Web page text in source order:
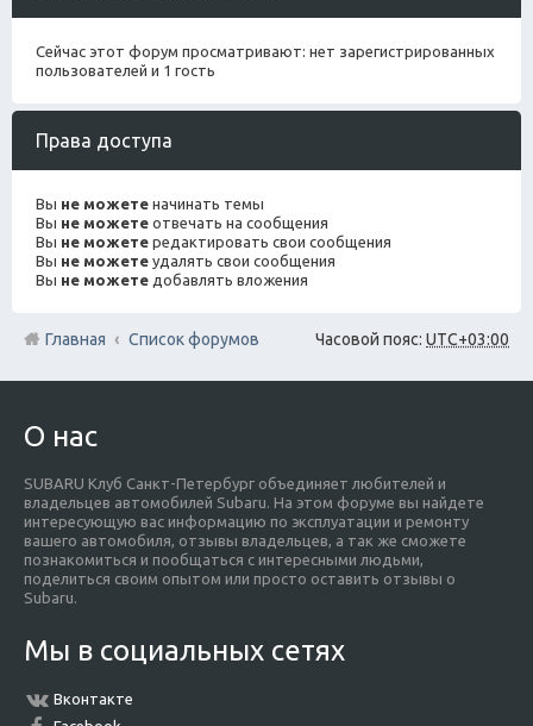
Сейчас этот форум просматривают: нет зарегистрированных
пользователей и 1 гость
Права доступа
Вы не можете начинать темы
Вы не можете отвечать на сообщения
Вы не можете редактировать свои сообщения
Вы не можете удалять свои сообщения
Вы не можете добавлять вложения
Часовой пояс: UTC+03:00
Главная Список форумов
О нас
SUBARU Клуб Санкт-Петербург объединяет любителей и
владельцев автомобилей Subaru. На этом форуме вы найдете
интересующую вас информацию по эксплуатации и ремонту
вашего автомобиля, отзывы владельцев, а так же сможете
познакомиться и пообщаться с интересными людьми,
поделиться своим опытом или просто оставить отзывы о
Subaru.
Мы в социальных сетях
Вконтакте